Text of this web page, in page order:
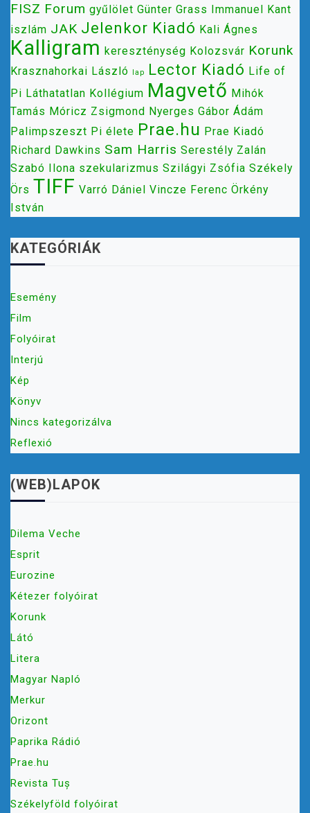
FISZ Forum gyűlölet Günter Grass Immanuel Kant
iszlám JAK Jelenkor Kiadó Kali Ágnes
Kalligram kereszténység Kolozsvár Korunk
Krasznahorkai László lap Lector Kiadó Life of
Pi Láthatatlan Kollégium Magvető Mihók
Tamás Móricz Zsigmond Nyerges Gábor Ádám
Palimpszeszt Pi élete Prae.hu Prae Kiadó
Richard Dawkins Sam Harris Serestély Zalán
Szabó Ilona szekularizmus Szilágyi Zsófia Székely
Örs TIFF Varró Dániel Vincze Ferenc Örkény
István
KATEGÓRIÁK
Esemény
Film
Folyóirat
Interjú
Kép
Könyv
Nincs kategorizálva
Reflexió
(WEB)LAPOK
Dilema Veche
Esprit
Eurozine
Kétezer folyóirat
Korunk
Látó
Litera
Magyar Napló
Merkur
Orizont
Paprika Rádió
Prae.hu
Revista Tuș
Székelyföld folyóirat